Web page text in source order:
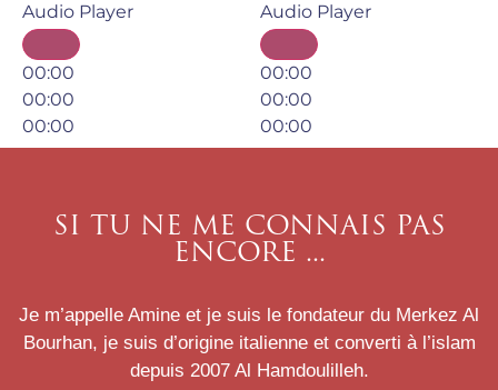
Audio Player
00:00
00:00
00:00
Audio Player
00:00
00:00
00:00
SI TU NE ME CONNAIS PAS
ENCORE ...
Je m’appelle Amine et je suis le fondateur du Merkez Al
Bourhan, je suis d’origine italienne et converti à l’islam
depuis 2007 Al Hamdoulilleh.